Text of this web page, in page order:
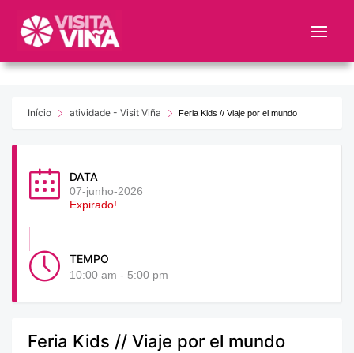
este
web
sistemaInício atividade - Visit Viña Feria Kids // Viaje por el mundo
DATA
07-junho-2026
Expirado!
TEMPO
10:00 am - 5:00 pm
Feria Kids // Viaje por el mundo